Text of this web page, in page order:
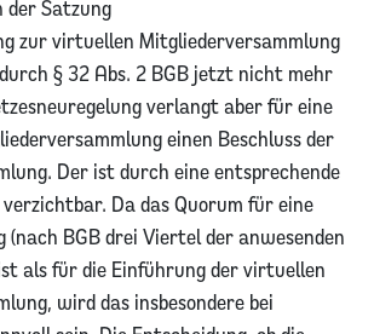
der Satzung
zur virtuellen Mitgliederversammlung
§ 32 Abs. 2 BGB jetzt nicht mehr
verlangt aber für eine
einen Beschluss der
Der ist durch eine entsprechende
Da das Quorum für eine
(nach BGB drei Viertel der anwesenden
als für die Einführung der virtuellen
wird das insbesondere bei